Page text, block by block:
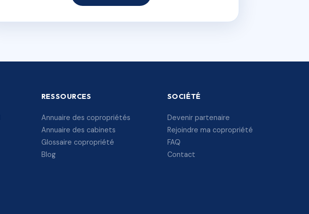
RESSOURCES
Annuaire des copropriétés
Annuaire des cabinets
Glossaire copropriété
Blog
SOCIÉTÉ
Devenir partenaire
Rejoindre ma copropriété
FAQ
Contact